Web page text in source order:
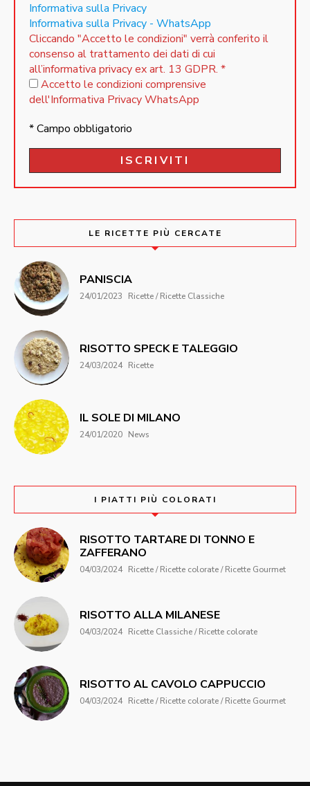
Informativa sulla Privacy
Informativa sulla Privacy - WhatsApp
Cliccando "Accetto le condizioni" verrà conferito il
consenso al trattamento dei dati di cui
all’informativa privacy ex art. 13 GDPR. *
Accetto le condizioni comprensive
dell'Informativa Privacy WhatsApp
* Campo obbligatorio
LE RICETTE PIÙ CERCATE
PANISCIA
24/01/2023 Ricette / Ricette Classiche
RISOTTO SPECK E TALEGGIO
24/03/2024 Ricette
IL SOLE DI MILANO
24/01/2020 News
I PIATTI PIÙ COLORATI
RISOTTO TARTARE DI TONNO E
ZAFFERANO
04/03/2024 Ricette / Ricette colorate / Ricette Gourmet
RISOTTO ALLA MILANESE
04/03/2024 Ricette Classiche / Ricette colorate
RISOTTO AL CAVOLO CAPPUCCIO
04/03/2024 Ricette / Ricette colorate / Ricette Gourmet